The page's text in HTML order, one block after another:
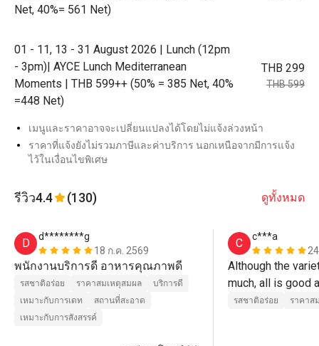
Net, 40%= 561 Net)
01 - 11, 13 - 31 August 2026 | Lunch (12pm
- 3pm)| AYCE Lunch Mediterranean
Moments | THB 599++ (50% = 385 Net, 40%
=448 Net)
THB 299
THB 599
เมนูและราคาอาจจะเปลี่ยนแปลงได้โดยไม่แจ้งล่วงหน้า
ราคาที่แจ้งยังไม่รวมภาษีและค่าบริการ นอกเหนือจากมีการแจ้ง
ไว้ในเงื่อนไขพิเศษ
รีวิว4.4 (130) ดูทั้งหมด
D
d********g
18 ก.ค. 2569
พนักงานบริการดี อาหารคุณภาพดี
รสชาติอร่อย ราคาสมเหตุสมผล
บริการดี
เหมาะกับการเดท
สถานที่สะอาด
เหมาะกับการสังสรรค์
C
c***a
Although the
much, all is good
is so nice. My
รสชาติอร่อย ราคาส